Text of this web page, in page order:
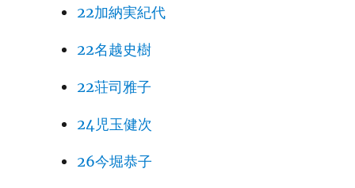
22加納実紀代
22名越史樹
22荘司雅子
24児玉健次
26今堀恭子